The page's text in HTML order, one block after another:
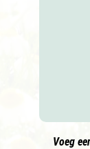
Voeg